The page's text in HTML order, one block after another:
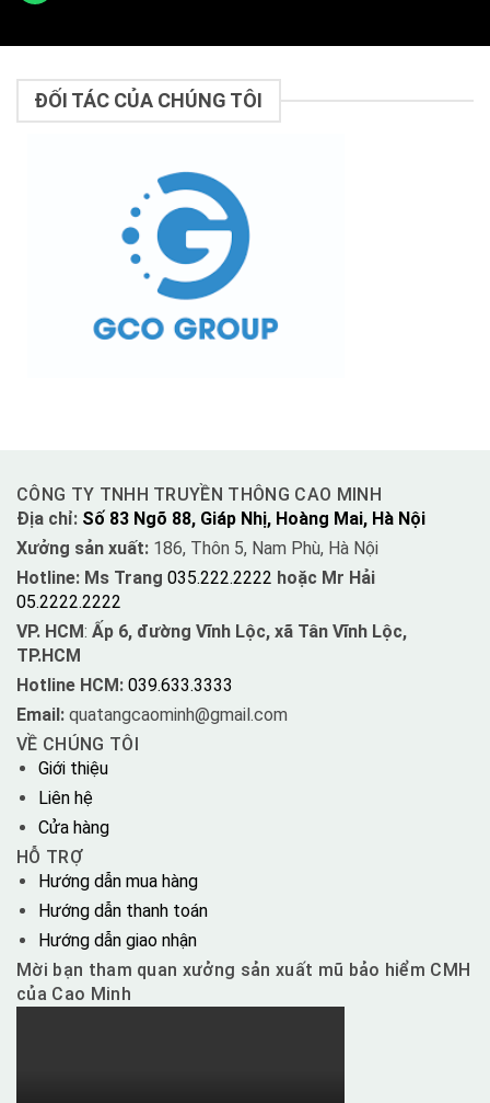
ĐỐI TÁC CỦA CHÚNG TÔI
CÔNG TY TNHH TRUYỀN THÔNG CAO MINH
Địa chỉ: Số 83 Ngõ 88, Giáp Nhị, Hoàng Mai, Hà Nội
Xưởng sản xuất: 186, Thôn 5, Nam Phù, Hà Nội
Hotline: Ms Trang 035.222.2222 hoặc Mr Hải
05.2222.2222
VP. HCM: Ấp 6, đường Vĩnh Lộc, xã Tân Vĩnh Lộc,
TP.HCM
Hotline HCM: 039.633.3333
Email: quatangcaominh@gmail.com
VỀ CHÚNG TÔI
Giới thiệu
Liên hệ
Cửa hàng
HỖ TRỢ
Hướng dẫn mua hàng
Hướng dẫn thanh toán
Hướng dẫn giao nhận
Mời bạn tham quan xưởng sản xuất mũ bảo hiểm CMH
của Cao Minh